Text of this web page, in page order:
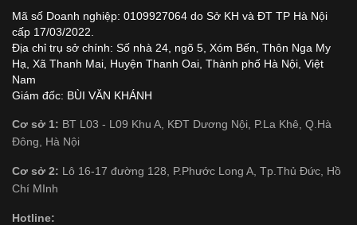
Mã số Doanh nghiệp: 0109927064 do Sở KH và ĐT TP Hà Nội
cấp 17/03/2022.
Địa chỉ trụ sở chính: Số nhà 24, ngõ 5, Xóm Bến, Thôn Nga My
Hạ, Xã Thanh Mai, Huyện Thanh Oai, Thành phố Hà Nội, Việt
Nam
Giám đốc: BÙI VĂN KHÁNH
Cơ sở 1: BT L03 - L09 Khu A, KĐT Dương Nội, P.La Khê, Q.Hà
Đông, Hà Nội
Cơ sở 2: Lô 16-17 đường 128, P.Phước Long A, Tp.Thủ Đức, Hồ
Chí MInh
Hotline: